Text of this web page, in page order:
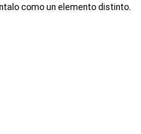
como un elemento distinto.